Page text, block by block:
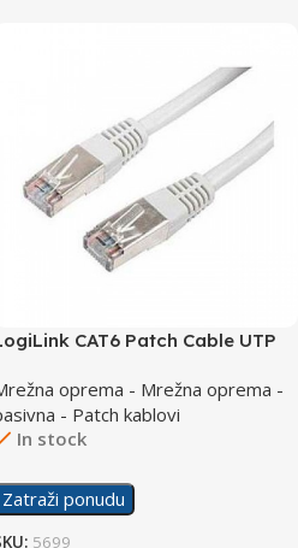
CAT6 Patch Cable UTP
oprema - Mrežna oprema -
- Patch kablovi
In stock
Zatraži ponudu
5699